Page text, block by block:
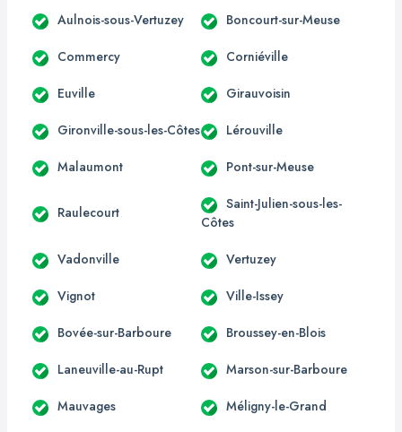
Aulnois-sous-Vertuzey Boncourt-sur-Meuse
Commercy Corniéville
Euville Girauvoisin
Gironville-sous-les-Côtes Lérouville
Malaumont Pont-sur-Meuse
Raulecourt
Saint-Julien-sous-les-
Côtes
Vadonville Vertuzey
Vignot Ville-Issey
Bovée-sur-Barboure Broussey-en-Blois
Laneuville-au-Rupt Marson-sur-Barboure
Mauvages Méligny-le-Grand